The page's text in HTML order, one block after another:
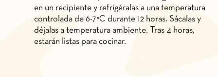
en un recipiente y refrigéralas a una temperatura
controlada de 6-7°C durante 12 horas. Sácalas y
déjalas a temperatura ambiente. Tras 4 horas,
estarán listas para cocinar.